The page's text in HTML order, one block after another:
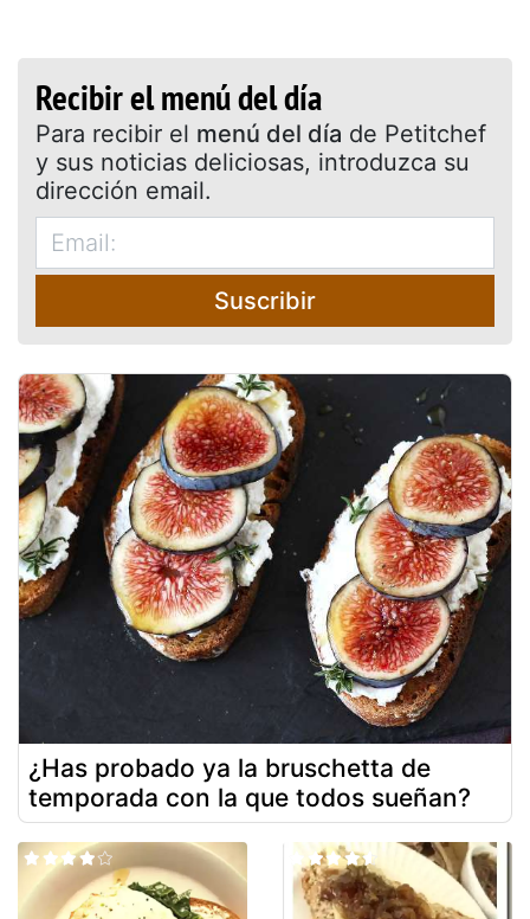
Recibir el menú del día
Para recibir el menú del día de Petitchef
y sus noticias deliciosas, introduzca su
dirección email.
Suscribir
¿Has probado ya la bruschetta de
temporada con la que todos sueñan?